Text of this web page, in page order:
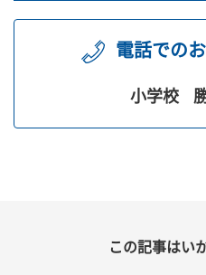
電話での
小学校
この記事はい